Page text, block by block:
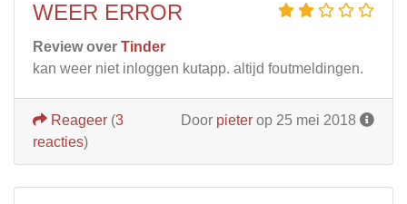
WEER ERROR
Review over Tinder
kan weer niet inloggen kutapp. altijd foutmeldingen.
Door pieter op 25 mei 2018
Reageer (3
reacties)